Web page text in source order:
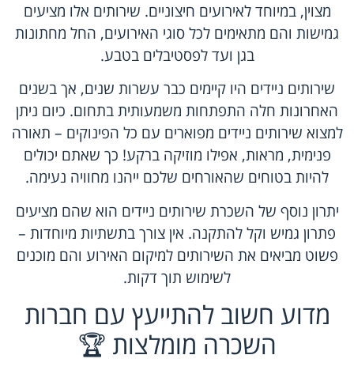
מצוין, במיוחד לאירועים חיצוניים. שירותים אלו מציעים
גמישות והם מתאימים לכל סוגי האירועים, החל מחתונות
בגן ועד לפסטיבלים בטבע.
שירותים ניידים היו קיימים כבר עשרות שנים, אך בשנים
האחרונות חלה התפתחות משמעותית בתחום. כיום ניתן
למצוא שירותים ניידים מפוארים עם כל הפינוקים – תאורה
פנימית, מראות, אפילו מוזיקה ברקע! כך שאתם יכולים
להיות בטוחים שהאורחים שלכם ייהנו מחוויה נעימה.
יתרון נוסף של השכרת שירותים ניידים הוא שהם מציעים
פתרון גמיש וקל להתקנה. אין צורך בתשתיות מיוחדות –
פשוט מביאים את השירותים למיקום האירוע והם מוכנים
לשימוש תוך דקות.
מדוע חשוב להתייעץ עם חברות
השכרה מומלצות 🏆